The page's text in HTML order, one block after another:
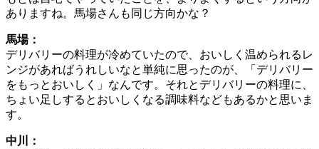
ありますね。馬場さんも同じ方向かな？
馬場：
デリバリーの料理が冷めていたので、おいしく温められるレ
ンジがあればうれしいなと単純に思ったのが、「デリバリー
をもっとおいしく」なんです。それとデリバリーの料理に、
ちょい足しするとおいしくなる調味料などもあるかと思いま
す。
中川：